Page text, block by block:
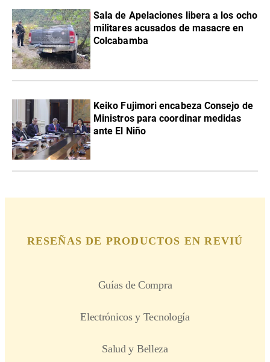
Sala de Apelaciones libera a los ocho
militares acusados de masacre en
Colcabamba
Keiko Fujimori encabeza Consejo de
Ministros para coordinar medidas
ante El Niño